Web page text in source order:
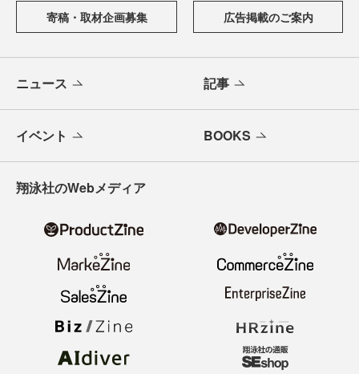
寄稿・取材企画募集 広告掲載のご案内
ニュース 記事
イベント BOOKS
翔泳社のWebメディア